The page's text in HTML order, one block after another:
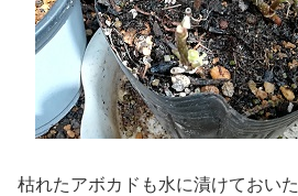
枯れたアボカドも水に漬けておい